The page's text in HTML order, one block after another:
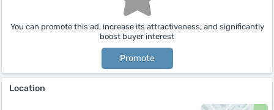
You can promote this ad, increase its attractiveness, and significantly
boost buyer interest
Promote
Location